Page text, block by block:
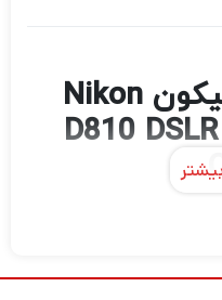
بررسی دوربین نیکون Nikon
D810